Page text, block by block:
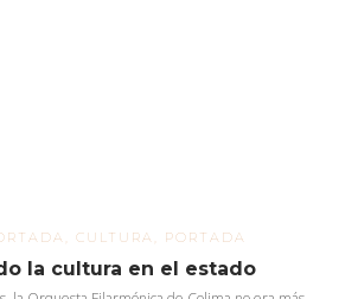
CULTURA PORTADA
la cultura en el estado